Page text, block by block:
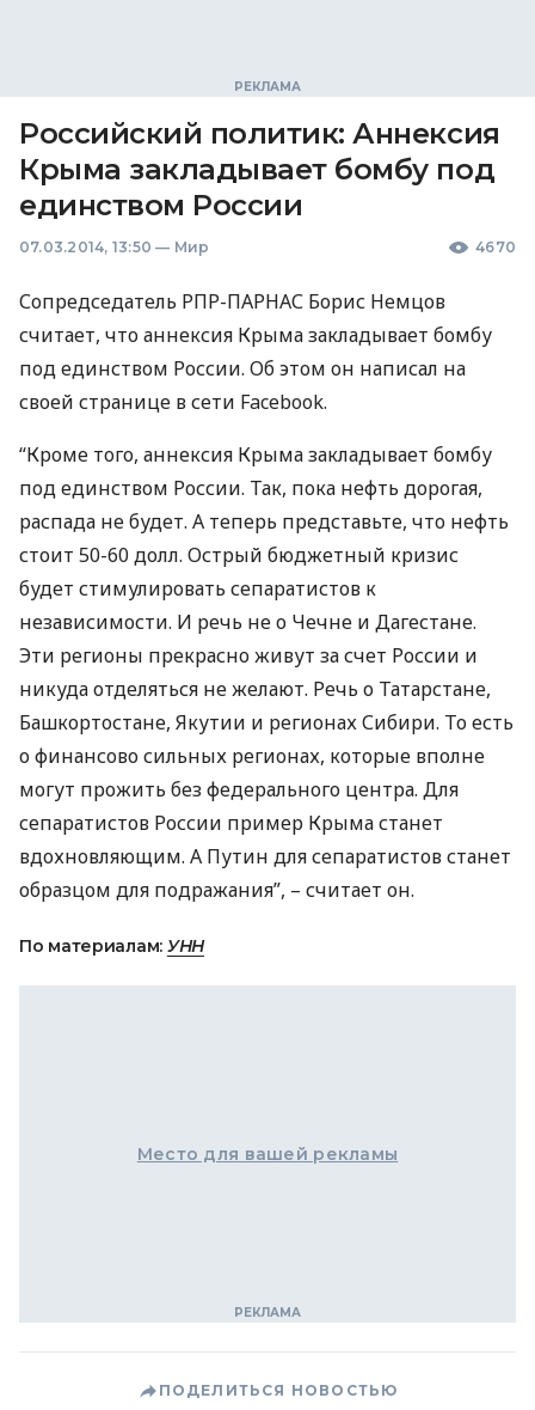
Российский политик: Аннексия
Крыма закладывает бомбу под
единством России
07.03.2014, 13:50 — Мир 4670
Сопредседатель РПР-ПАРНАС Борис Немцов
считает, что аннексия Крыма закладывает бомбу
под единством России. Об этом он написал на
своей странице в сети Facebook.
“Кроме того, аннексия Крыма закладывает бомбу
под единством России. Так, пока нефть дорогая,
распада не будет. А теперь представьте, что нефть
стоит 50-60 долл. Острый бюджетный кризис
будет стимулировать сепаратистов к
независимости. И речь не о Чечне и Дагестане.
Эти регионы прекрасно живут за счет России и
никуда отделяться не желают. Речь о Татарстане,
Башкортостане, Якутии и регионах Сибири. То есть
о финансово сильных регионах, которые вполне
могут прожить без федерального центра. Для
сепаратистов России пример Крыма станет
вдохновляющим. А Путин для сепаратистов станет
образцом для подражания”, – считает он.
По материалам: УНН
Место для вашей рекламы
ПОДЕЛИТЬСЯ НОВОСТЬЮ